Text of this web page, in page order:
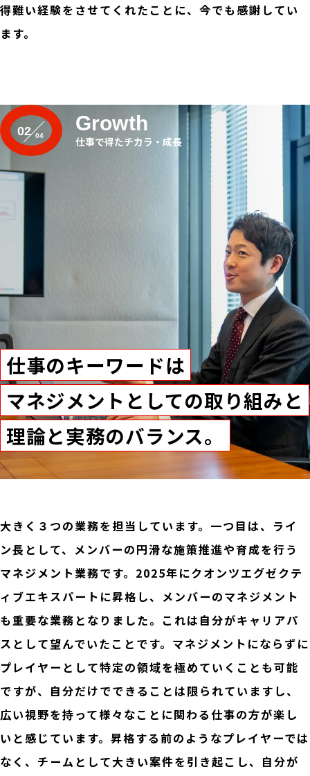
得難い経験をさせてくれたことに、今でも感謝してい
ます。
02 Growth
仕事で得たチカラ・成長
仕事のキーワードは
マネジメントとしての取り組みと
理論と実務のバランス。
大きく３つの業務を担当しています。一つ目は、ライ
ン長として、メンバーの円滑な施策推進や育成を行う
マネジメント業務です。2025年にクオンツエグゼクテ
ィブエキスパートに昇格し、メンバーのマネジメント
も重要な業務となりました。これは自分がキャリアパ
スとして望んでいたことです。マネジメントにならずに
プレイヤーとして特定の領域を極めていくことも可能
ですが、自分だけでできることは限られていますし、
広い視野を持って様々なことに関わる仕事の方が楽し
いと感じています。昇格する前のようなプレイヤーでは
なく、チームとして大きい案件を引き起こし、自分が